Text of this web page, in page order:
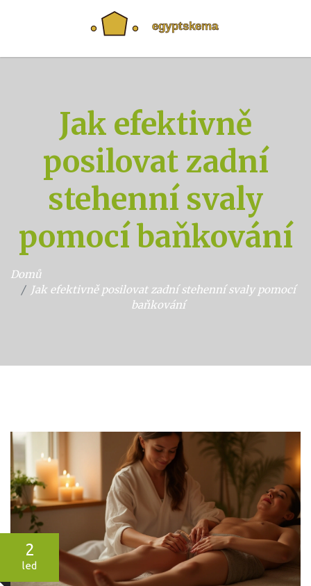
Jak efektivně
posilovat zadní
stehenní svaly
pomocí baňkování
Domů
Jak efektivně posilovat zadní stehenní svaly pomocí
baňkování
2
led